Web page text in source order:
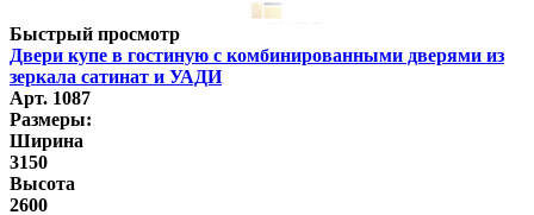
Быстрый просмотр
Двери купе в гостиную с комбинированными дверями из
зеркала сатинат и УАДИ
Арт. 1087
Размеры:
Ширина
3150
Высота
2600